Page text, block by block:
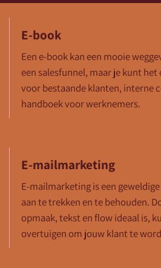
E-book
Een e-book kan een mooie
een salesfunnel, maar je kunt
voor bestaande klanten, interne
handboek voor werknemers.
E-mailmarketing
E-mailmarketing is een
aan te trekken en te behouden.
opmaak, tekst en flow ideaal is,
overtuigen om jouw klant te